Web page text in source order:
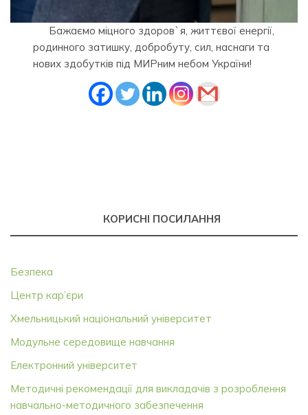
Бажаємо міцного здоров`я, життєвої енергії,
родинного затишку, добробуту, сил, наснаги та
нових здобутків під МИРним небом України!
КОРИСНІ ПОСИЛАННЯ
Безпека
Центр кар’єри
Хмельницький національний університет
Модульне середовище навчання
Електронний університет
Методичні рекомендації для викладачів з розроблення
навчально-методичного забезпечення